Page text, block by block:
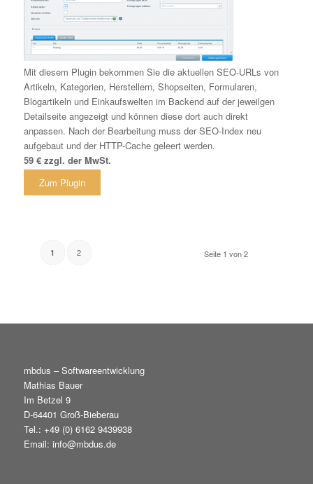
Mit diesem Plugin bekommen Sie die aktuellen SEO-URLs von
Artikeln, Kategorien, Herstellern, Shopseiten, Formularen,
Blogartikeln und Einkaufswelten im Backend auf der jeweilgen
Detailseite angezeigt und können diese dort auch direkt
anpassen. Nach der Bearbeitung muss der SEO-Index neu
aufgebaut und der HTTP-Cache geleert werden.
59 € zzgl. der MwSt.
Zum Plugin
Seite 1 von 2
1 2
mbdus – Softwareentwicklung
Mathias Bauer
Im Betzel 9
D-64401 Groß-Bieberau
Tel.: +49 (0) 6162 9439938
Email: info@mbdus.de